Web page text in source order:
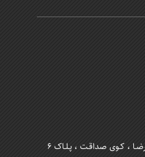
، کـوی صداقـت ، پـلـاک 6